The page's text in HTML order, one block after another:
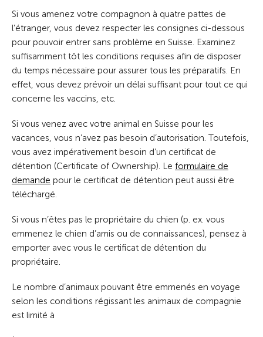
Si vous amenez votre compagnon à quatre pattes de
l’étranger, vous devez respecter les consignes ci-dessous
pour pouvoir entrer sans problème en Suisse. Examinez
suffisamment tôt les conditions requises afin de disposer
du temps nécessaire pour assurer tous les préparatifs. En
effet, vous devez prévoir un délai suffisant pour tout ce qui
concerne les vaccins, etc.
Si vous venez avec votre animal en Suisse pour les
vacances, vous n’avez pas besoin d’autorisation. Toutefois,
vous avez impérativement besoin d’un certificat de
détention (Certificate of Ownership). Le formulaire de
demande pour le certificat de détention peut aussi être
téléchargé.
Si vous n’êtes pas le propriétaire du chien (p. ex. vous
emmenez le chien d’amis ou de connaissances), pensez à
emporter avec vous le certificat de détention du
propriétaire.
Le nombre d’animaux pouvant être emmenés en voyage
selon les conditions régissant les animaux de compagnie
est limité à